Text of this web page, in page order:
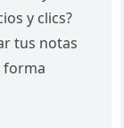
y clics?
tus notas
forma